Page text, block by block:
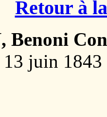
Retour à
Benoni
13 juin